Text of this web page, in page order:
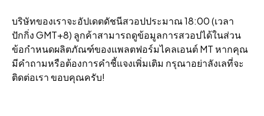
บริษัทของเราจะอัปเดตดัชนีสวอปประมาณ 18:00 (เวลา
ปักกิ่ง GMT+8) ลูกค้าสามารถดูข้อมูลการสวอปได้ในส่วน
ข้อกําหนดผลิตภัณฑ์ของแพลตฟอร์มไคลเอนต์ MT หากคุณ
มีคําถามหรือต้องการคําชี้แจงเพิ่มเติม กรุณาอย่าลังเลที่จะ
ติดต่อเรา ขอบคุณครับ!